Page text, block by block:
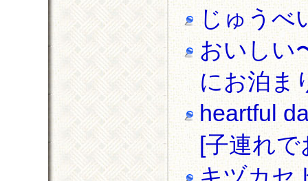
じゅうべ
おいし
にお泊ま
heartful
[子連れ